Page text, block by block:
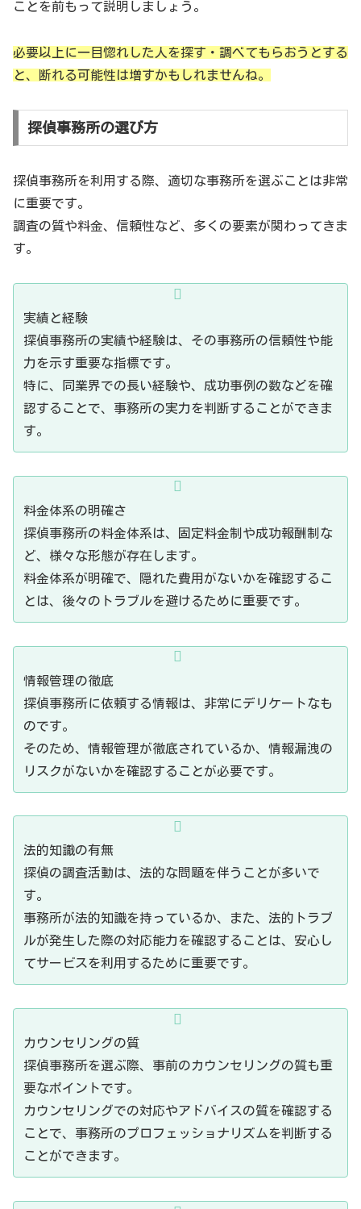
ことを前もって説明しましょう。
必要以上に一目惚れした人を探す・調べてもらおうとする
と、断れる可能性は増すかもしれませんね。
探偵事務所の選び方
探偵事務所を利用する際、適切な事務所を選ぶことは非常
に重要です。
調査の質や料金、信頼性など、多くの要素が関わってきま
す。
実績と経験
探偵事務所の実績や経験は、その事務所の信頼性や能
力を示す重要な指標です。
特に、同業界での長い経験や、成功事例の数などを確
認することで、事務所の実力を判断することができま
す。
料金体系の明確さ
探偵事務所の料金体系は、固定料金制や成功報酬制な
ど、様々な形態が存在します。
料金体系が明確で、隠れた費用がないかを確認するこ
とは、後々のトラブルを避けるために重要です。
情報管理の徹底
探偵事務所に依頼する情報は、非常にデリケートなも
のです。
そのため、情報管理が徹底されているか、情報漏洩の
リスクがないかを確認することが必要です。
法的知識の有無
探偵の調査活動は、法的な問題を伴うことが多いで
す。
事務所が法的知識を持っているか、また、法的トラブ
ルが発生した際の対応能力を確認することは、安心し
てサービスを利用するために重要です。
カウンセリングの質
探偵事務所を選ぶ際、事前のカウンセリングの質も重
要なポイントです。
カウンセリングでの対応やアドバイスの質を確認する
ことで、事務所のプロフェッショナリズムを判断する
ことができます。